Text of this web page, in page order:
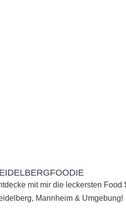
mit mir die leckersten Food
Mannheim & Umgebung!